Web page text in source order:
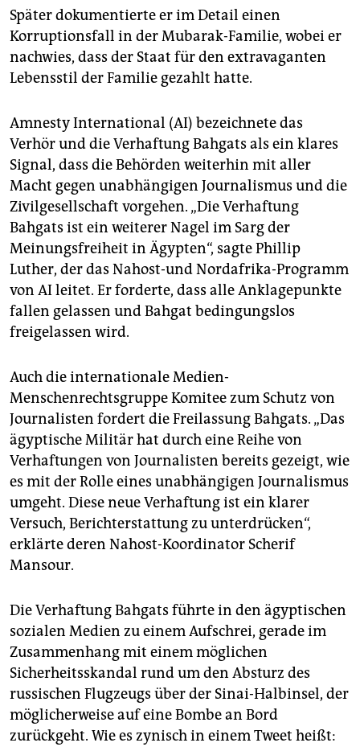
Später dokumentierte er im Detail einen
Korruptionsfall in der Mubarak-Familie, wobei er
nachwies, dass der Staat für den extravaganten
Lebensstil der Familie gezahlt hatte.
Amnesty International (AI) bezeichnete das
Verhör und die Verhaftung Bahgats als ein klares
Signal, dass die Behörden weiterhin mit aller
Macht gegen unabhängigen Journalismus und die
Zivilgesellschaft vorgehen. „Die Verhaftung
Bahgats ist ein weiterer Nagel im Sarg der
Meinungsfreiheit in Ägypten“, sagte Phillip
Luther, der das Nahost-und Nordafrika-Programm
von AI leitet. Er forderte, dass alle Anklagepunkte
fallen gelassen und Bahgat bedingungslos
freigelassen wird.
Auch die internationale Medien-
Menschenrechtsgruppe Komitee zum Schutz von
Journalisten fordert die Freilassung Bahgats. „Das
ägyptische Militär hat durch eine Reihe von
Verhaftungen von Journalisten bereits gezeigt, wie
es mit der Rolle eines unabhängigen Journalismus
umgeht. Diese neue Verhaftung ist ein klarer
Versuch, Berichterstattung zu unterdrücken“,
erklärte deren Nahost-Koordinator Scherif
Mansour.
Die Verhaftung Bahgats führte in den ägyptischen
sozialen Medien zu einem Aufschrei, gerade im
Zusammenhang mit einem möglichen
Sicherheitsskandal rund um den Absturz des
russischen Flugzeugs über der Sinai-Halbinsel, der
möglicherweise auf eine Bombe an Bord
zurückgeht. Wie es zynisch in einem Tweet heißt: